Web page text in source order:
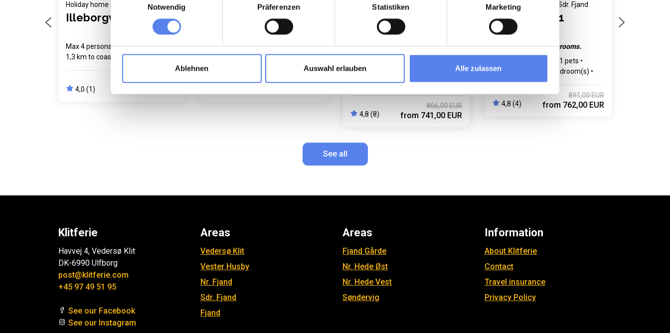
Notwendig
Präferenzen Statistiken Marketing
Ablehnen Auswahl erlauben Alle zulassen
Holiday home 6009 • Sdr. Fjand
Illeborgvej 20
Max 4 persons
Max 1 pets
1,3 km to coast
2 bedroom(s)
4,0 (1)
Holiday home 6011 • Sdr. Fjand
Fjand Strand 45
Max 6 persons
1 km to coast
3 bedroom(s)
Free Wi-Fi
Dishwasher
796,00 EUR
Holiday home 6006 • Sdr. Fjand
Sdr. Fjandvej 66
Renovated traditional farm. Fenced
terrace.
Max 4 persons
2,1 km to coast
2 bedroom(s)
Free Wi-Fi
4,8 (8)
866,00 EUR
from 741,00 EUR
Holiday home 6005 • Sdr. Fjand
Illeborgvej 31
Quiet location. 2 bathrooms.
Max 1 pets
1,6 km to coast
3 bedroom(s)
Free Wi-Fi
4,8 (4)
891,00 EUR
from 762,00 EUR
See all
Klitferie
Havvej 4, Vedersø Klit
DK-6990 Ulfborg
post@klitferie.com
+45 97 49 51 95
See our Facebook
See our Instagram
Areas
Vedersø Klit
Vester Husby
Nr. Fjand
Sdr. Fjand
Fjand
Areas
Fjand Gårde
Nr. Hede Øst
Nr. Hede Vest
Søndervig
Information
About Klitferie
Contact
Travel insurance
Privacy Policy